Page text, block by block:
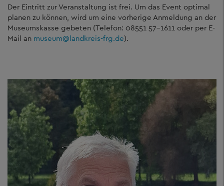
Der Eintritt zur Veranstaltung ist frei. Um das Event optimal
planen zu können, wird um eine vorherige Anmeldung an der
Museumskasse gebeten (Telefon: 08551 57-1611 oder per E-
Mail an museum@landkreis-frg.de).